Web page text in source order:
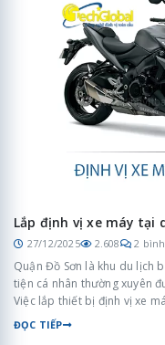
Lắp định vị xe máy tại
27/12/2025 2.608 2
Quận Đồ Sơn là khu du lịch
tiện cá nhân thường xuyên
Việc lắp thiết bị định vị xe
phương tiện, nâng cao an
di chuyển đông đúc.
ĐỌC TIẾP